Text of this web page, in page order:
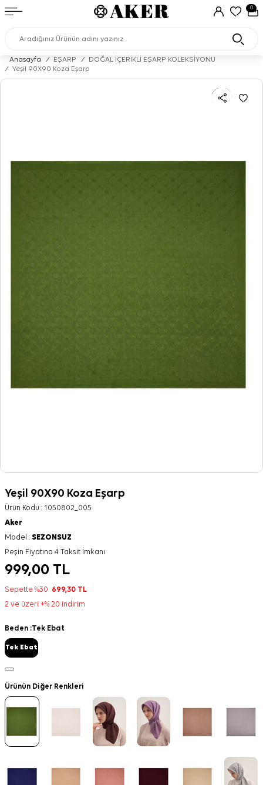
0
Anasayfa / EŞARP /
DOĞAL İÇERİKLİ EŞARP KOLEKSİYONU
/
Yeşil 90X90 Koza Eşarp
Yeşil 90X90 Koza Eşarp
Ürün Kodu : 1050802_005
Aker
Model : SEZONSUZ
Peşin Fiyatına 4 Taksit İmkanı
999,00 TL
Sepette %30 699,30 TL
2 ve üzeri +% 20 indirim
Beden :Tek Ebat
Tek Ebat
Ürünün Diğer Renkleri